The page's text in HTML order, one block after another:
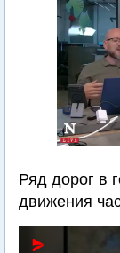
Ряд дорог в
движения